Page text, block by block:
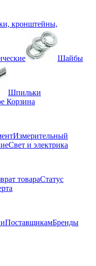
кронштейны,
Шайбы
Шпильки
Корзина
Измерительный
Свет и электрика
товараСтатус
ПоставщикамБренды